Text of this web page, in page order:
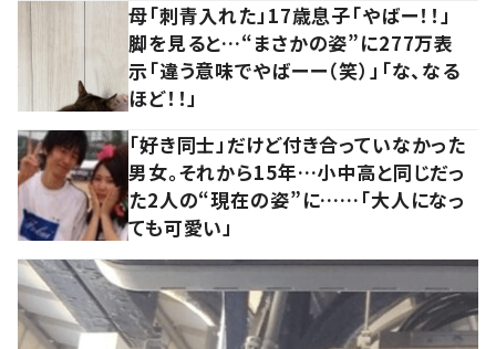
母「刺青入れた」17歳息子「やばー！！」
脚を見ると…“まさかの姿”に277万表
示「違う意味でやばーー（笑）」「な、なる
ほど！！」
「好き同士」だけど付き合っていなかった
男女。それから15年…小中高と同じだっ
た2人の“現在の姿”に……「大人になっ
ても可愛い」